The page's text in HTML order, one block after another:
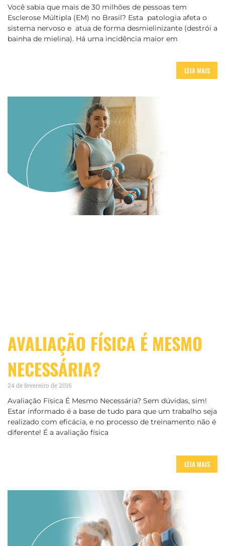
Você sabia que mais de 30 milhões de pessoas tem
Esclerose Múltipla (EM) no Brasil? Esta patologia afeta o
sistema nervoso e atua de forma desmielinizante (destrói a
bainha de mielina). Há uma incidência maior em
LEIA MAIS
AVALIAÇÃO FÍSICA É MESMO
NECESSÁRIA?
24 de fevereiro de 2016
Avaliação Física É Mesmo Necessária? Sem dúvidas, sim!
Estar informado é a base de tudo para que um trabalho seja
realizado com eficácia, e no processo de treinamento não é
diferente! É a avaliação física
LEIA MAIS